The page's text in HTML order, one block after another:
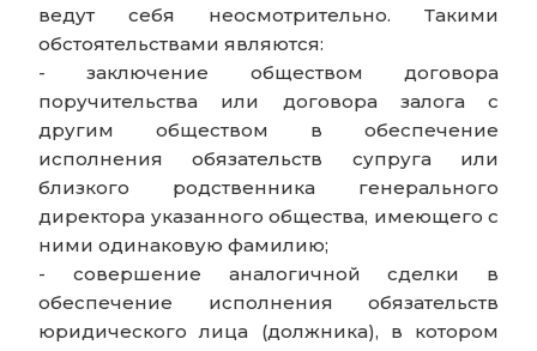
ведут себя неосмотрительно. Такими
обстоятельствами являются:
- заключение обществом договора
поручительства или договора залога с
другим обществом в обеспечение
исполнения обязательств супруга или
близкого родственника генерального
директора указанного общества, имеющего с
ними одинаковую фамилию;
- совершение аналогичной сделки в
обеспечение исполнения обязательств
юридического лица (должника), в котором